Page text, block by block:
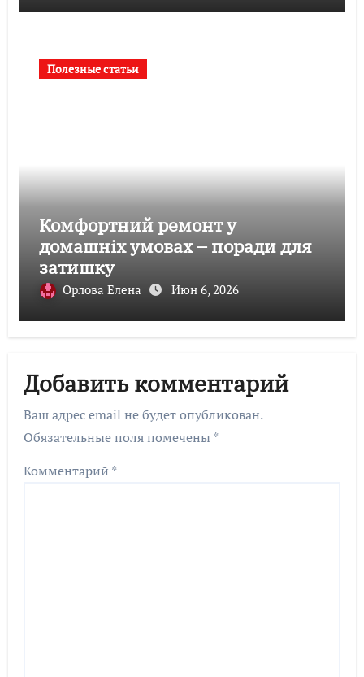
Полезные статьи
Комфортний ремонт у
домашніх умовах – поради для
затишку
Орлова Елена Июн 6, 2026
Добавить комментарий
Ваш адрес email не будет опубликован.
Обязательные поля помечены *
Комментарий *